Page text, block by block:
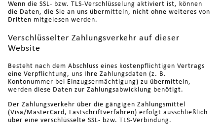
Wenn die SSL- bzw. TLS-Verschlüsselung aktiviert ist, können
die Daten, die Sie an uns übermitteln, nicht ohne weiteres von
Dritten mitgelesen werden.
Verschlüsselter Zahlungsverkehr auf dieser
Website
Besteht nach dem Abschluss eines kostenpflichtigen Vertrags
eine Verpflichtung, uns Ihre Zahlungsdaten (z. B.
Kontonummer bei Einzugsermächtigung) zu übermitteln,
werden diese Daten zur Zahlungsabwicklung benötigt.
Der Zahlungsverkehr über die gängigen Zahlungsmittel
(Visa/MasterCard, Lastschriftverfahren) erfolgt ausschließlich
über eine verschlüsselte SSL- bzw. TLS-Verbindung.